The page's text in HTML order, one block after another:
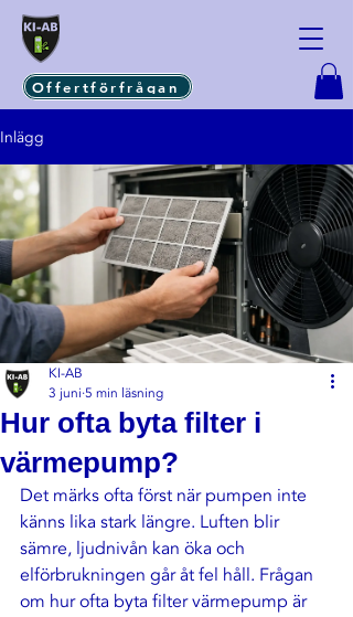
Offertförfrågan
Inlägg
Hur ofta byta filter i
värmepump?
KI-AB
3 juni 5 min läsning
Det märks ofta först när pumpen inte
känns lika stark längre. Luften blir
sämre, ljudnivån kan öka och
elförbrukningen går åt fel håll. Frågan
om hur ofta byta filter värmepump är